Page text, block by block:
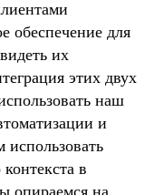
для
их
этих двух
наш
и
использовать
в